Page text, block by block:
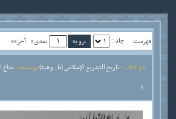
فهرست جلد : بعدی» آخر»»
نام کتاب :تاريخ التشريع الإسلامي (ط. وهبة)نویسنده :مناع
: